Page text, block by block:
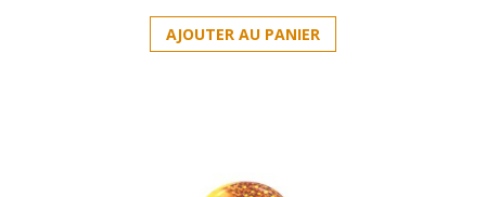
prix :
2,50 €
AJOUTER AU PANIER
Ce